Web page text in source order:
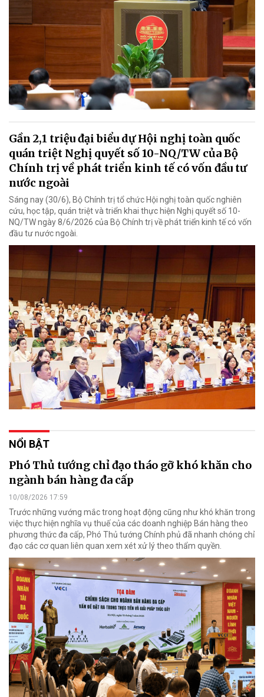
Gần 2,1 triệu đại biểu dự Hội nghị toàn quốc
quán triệt Nghị quyết số 10-NQ/TW của Bộ
Chính trị về phát triển kinh tế có vốn đầu tư
nước ngoài
Sáng nay (30/6), Bộ Chính trị tổ chức Hội nghị toàn quốc nghiên
cứu, học tập, quán triệt và triển khai thực hiện Nghị quyết số 10-
NQ/TW ngày 8/6/2026 của Bộ Chính trị về phát triển kinh tế có vốn
đầu tư nước ngoài.
NỔI BẬT
Phó Thủ tướng chỉ đạo tháo gỡ khó khăn cho
ngành bán hàng đa cấp
10/08/2026 17:59
Trước những vướng mắc trong hoạt động cũng như khó khăn trong
việc thực hiện nghĩa vụ thuế của các doanh nghiệp Bán hàng theo
phương thức đa cấp, Phó Thủ tướng Chính phủ đã nhanh chóng chỉ
đạo các cơ quan liên quan xem xét xử lý theo thẩm quyền.